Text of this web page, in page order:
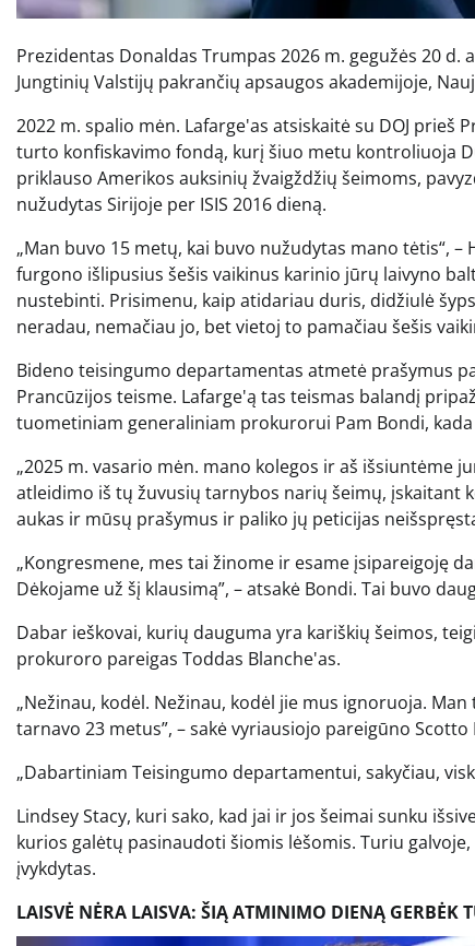
Prezidentas Donaldas Trumpas 2026 m. gegužės 20
Jungtinių Valstijų pakrančių apsaugos akademijoje,
2022 m. spalio mėn. Lafarge'as atsiskaitė su DOJ prieš
turto konfiskavimo fondą, kurį šiuo metu kontroliuoja
priklauso Amerikos auksinių žvaigždžių šeimoms,
nužudytas Sirijoje per ISIS 2016 dieną.
„Man buvo 15 metų, kai buvo nužudytas mano tėtis“,
furgono išlipusius šešis vaikinus karinio jūrų laivyno
nustebinti. Prisimenu, kaip atidariau duris, didžiulė
neradau, nemačiau jo, bet vietoj to pamačiau šešis
Bideno teisingumo departamentas atmetė prašymus
Prancūzijos teisme. Lafarge'ą tas teismas balandį
tuometiniam generaliniam prokurorui Pam Bondi, kada
„2025 m. vasario mėn. mano kolegos ir aš išsiuntėme
atleidimo iš tų žuvusių tarnybos narių šeimų, įskaitant
aukas ir mūsų prašymus ir paliko jų peticijas
„Kongresmene, mes tai žinome ir esame įsipareigoję
Dėkojame už šį klausimą”, – atsakė Bondi. Tai buvo
Dabar ieškovai, kurių dauguma yra kariškių šeimos,
prokuroro pareigas Toddas Blanche'as.
„Nežinau, kodėl. Nežinau, kodėl jie mus ignoruoja.
tarnavo 23 metus”, – sakė vyriausiojo pareigūno
„Dabartiniam Teisingumo departamentui, sakyčiau,
Lindsey Stacy, kuri sako, kad jai ir jos šeimai sunku
kurios galėtų pasinaudoti šiomis lėšomis. Turiu
įvykdytas.
LAISVĖ NĖRA LAISVA: ŠIĄ ATMINIMO DIENĄ GERBĖK